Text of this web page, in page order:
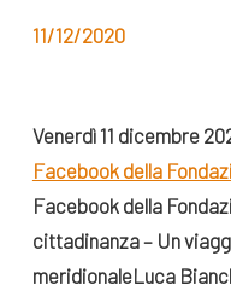
11/12/2020
Venerdì 11 dicembre
Facebook della
Facebook della
cittadinanza – Un
meridionaleLuca
Seguici sui